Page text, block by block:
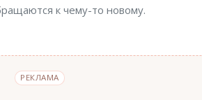
к чему-то новому.
РЕКЛАМА